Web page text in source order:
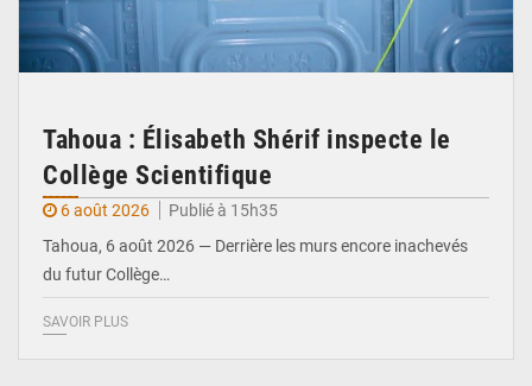
Tahoua : Élisabeth Shérif inspecte le
Collège Scientifique
6 août 2026
Publié à 15h35
Tahoua, 6 août 2026 — Derrière les murs encore inachevés
du futur Collège…
SAVOIR PLUS